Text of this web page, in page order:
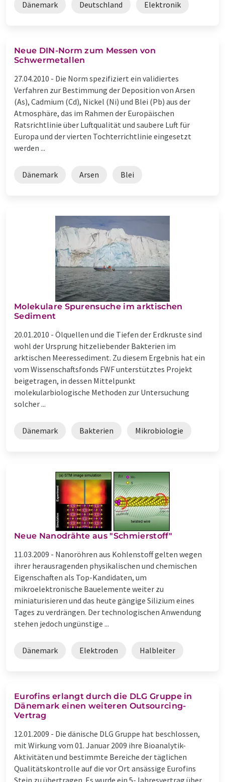
Dänemark Deutschland Elektronik
Neue DIN-Norm zum Messen von
Schwermetallen
27.04.2010 - Die Norm spezifiziert ein validiertes
Verfahren zur Bestimmung der Deposition von Arsen
(As), Cadmium (Cd), Nickel (Ni) und Blei (Pb) aus der
Atmosphäre, das im Rahmen der Europäischen
Ratsrichtlinie über Luftqualität und saubere Luft für
Europa und der vierten Tochterrichtlinie eingesetzt
werden ...
Dänemark Arsen Blei
Molekulare Spurensuche im arktischen
Sediment
20.01.2010 - Ölquellen und die Tiefen der Erdkruste sind
wohl der Ursprung hitzeliebender Bakterien im
arktischen Meeressediment. Zu diesem Ergebnis hat ein
vom Wissenschaftsfonds FWF unterstütztes Projekt
beigetragen, in dessen Mittelpunkt
molekularbiologische Methoden zur Untersuchung
solcher ...
Dänemark Bakterien Mikrobiologie
Neue Nanodrähte aus "Schmierstoff"
11.03.2009 - Nanoröhren aus Kohlenstoff gelten wegen
ihrer herausragenden physikalischen und chemischen
Eigenschaften als Top-Kandidaten, um
mikroelektronische Bauelemente weiter zu
miniaturisieren und das heute gängige Silizium eines
Tages zu verdrängen. Der technologischen Anwendung
stehen jedoch ungünstige ...
Dänemark Elektroden Halbleiter
Eurofins erlangt durch die DLG Gruppe in
Dänemark einen weiteren Outsourcing-
Vertrag
12.01.2009 - Die dänische DLG Gruppe hat beschlossen,
mit Wirkung vom 01. Januar 2009 ihre Bioanalytik-
Aktivitäten und bestimmte Bereiche der täglichen
Qualitätskontrolle auf die vor Ort ansässige Eurofins
Stein zu übertragen. Es wurde ein 5-Jahresvertrag über